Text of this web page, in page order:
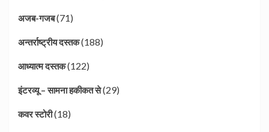
अजब-गजब(71)
अन्तर्राष्ट्रीय दस्तक(188)
आध्यात्म दस्तक(122)
इंटरव्यू – सामना हकीकत से(29)
कवर स्टोरी(18)